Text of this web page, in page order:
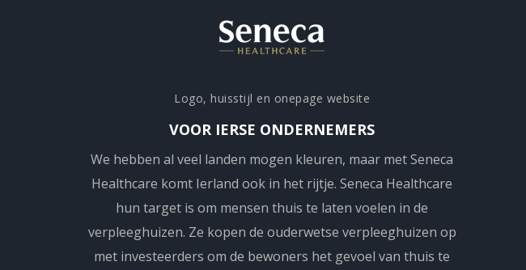
Logo, huisstijl en onepage website
VOOR IERSE ONDERNEMERS
We hebben al veel landen mogen kleuren, maar met Seneca
Healthcare komt Ierland ook in het rijtje. Seneca Healthcare
hun target is om mensen thuis te laten voelen in de
verpleeghuizen. Ze kopen de ouderwetse verpleeghuizen op
met investeerders om de bewoners het gevoel van thuis te